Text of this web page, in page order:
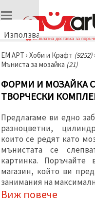
Използваме
🍪
Използваме
и подобни
технологии,
за да
правилната
работа на
сайта, да
подобрим
изживяване
и, с твое
съгласие,
да
анализираме
трафика и
да
Безплатна доставка за
ЕМ АРТ › Хоби и Крафт (9252)›
Мъниста за мозайка (21)
ФОРМИ И МОЗАЙКА
ТВОРЧЕСКИ
Предлагаме ви едно
разноцветни,
които се редят като
мънистата се
картинка.
магазин, който ви
занимания на
Виж повече